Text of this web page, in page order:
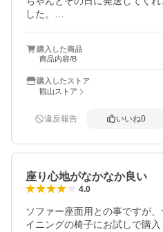
した。
して、中国系のショップでし
なかったので一か八かで注文
す。
発送が遅れる連絡も早くして
たですが)
カバーの色は元のソファと違
なってしまうのでブラウンに
購入した商品
商品内容/B
購入したストア
観山ストア
違反報告 いいね0
座り心地がなかなか良い
4.0
ソファー座面用との事ですが
イニングの椅子にお試しで購